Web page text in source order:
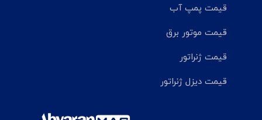
قیمت پمپ آب
قیمت موتور برق
قیمت ژنراتور
قیمت دیزل ژنراتور